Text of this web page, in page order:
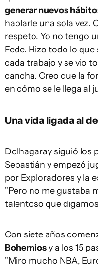
generar nuevos
hablarle una sola vez.
respeto. Yo no tengo
Fede. Hizo todo lo
cada trabajo y se vio
cancha. Creo que la
en cómo se le llega al
Una vida ligada al
Dolhagaray siguió los
Sebastián y empezó
por Exploradores y la
"Pero no me gustaba
talentoso que
Con siete años
Bohemiosy a los 15
"Miro mucho NBA,